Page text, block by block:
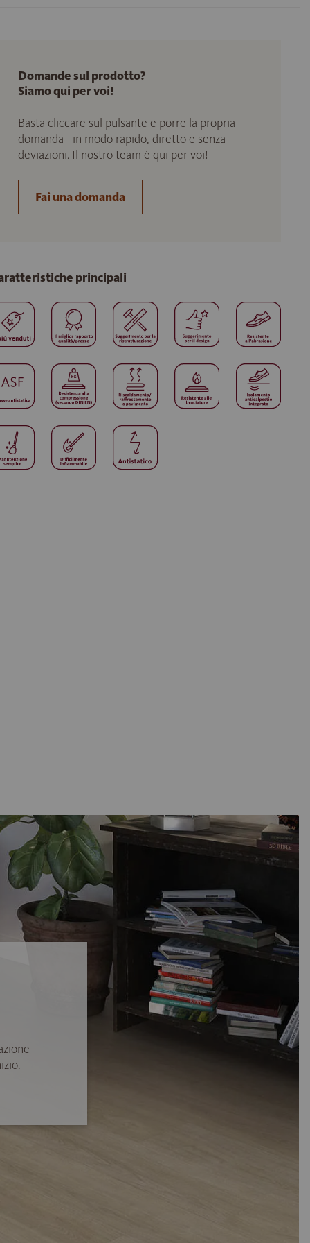
Domande sul prodotto?
Siamo qui per voi!
Basta cliccare sul pulsante e porre la propria
domanda - in modo rapido, diretto e senza
deviazioni. Il nostro team è qui per voi!
Fai una domanda
principali